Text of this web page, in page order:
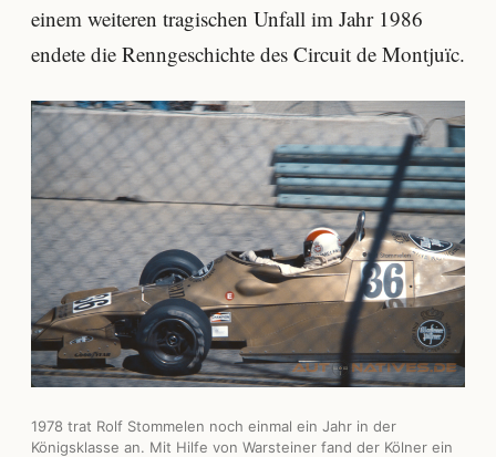
einem weiteren tragischen Unfall im Jahr 1986
endete die Renngeschichte des Circuit de Montjuïc.
1978 trat Rolf Stommelen noch einmal ein Jahr in der
Königsklasse an. Mit Hilfe von Warsteiner fand der Kölner ein